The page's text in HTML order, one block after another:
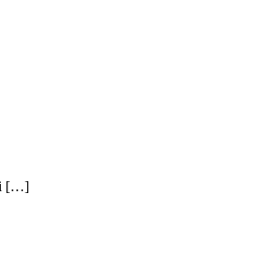
[…]